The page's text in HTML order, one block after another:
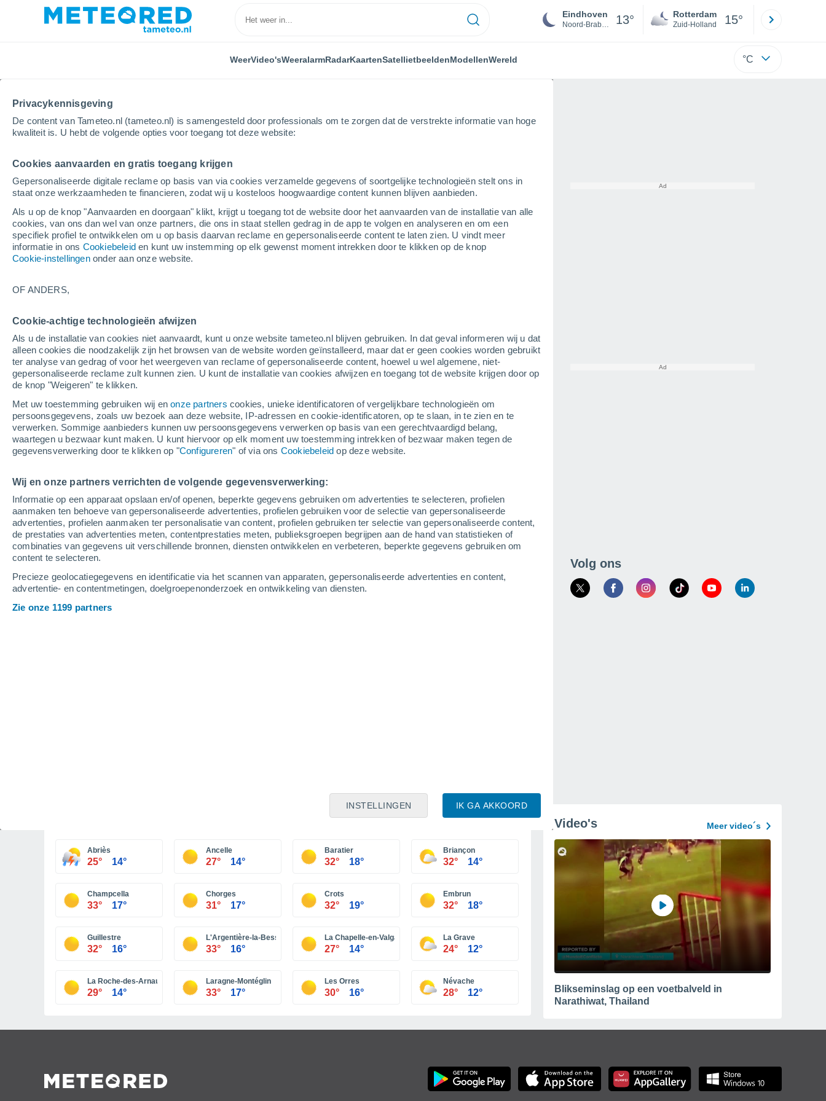
Privacykennisgeving
De content van Tameteo.nl (tameteo.nl) is samengesteld door professionals om te zorgen dat de verstrekte informatie van hoge
kwaliteit is. U hebt de volgende opties voor toegang tot deze website:
Cookies aanvaarden en gratis toegang krijgen
Gepersonaliseerde digitale reclame op basis van via cookies verzamelde gegevens of soortgelijke technologieën stelt ons in
staat onze werkzaamheden te financieren, zodat wij u kosteloos hoogwaardige content kunnen blijven aanbieden.
Als u op de knop "Aanvaarden en doorgaan" klikt, krijgt u toegang tot de website door het aanvaarden van de installatie van alle
cookies, van ons dan wel van onze partners, die ons in staat stellen gedrag in de app te volgen en analyseren en om een
specifiek profiel te ontwikkelen om u op basis daarvan reclame en gepersonaliseerde content te laten zien. U vindt meer
informatie in ons Cookiebeleid en kunt uw instemming op elk gewenst moment intrekken door te klikken op de knop
Cookie-instellingenonder aan onze website.
OF ANDERS,
Cookie-achtige technologieën afwijzen
Als u de installatie van cookies niet aanvaardt, kunt u onze website tameteo.nl blijven gebruiken. In dat geval informeren wij u dat
alleen cookies die noodzakelijk zijn het browsen van de website worden geïnstalleerd, maar dat er geen cookies worden gebruikt
ter analyse van gedrag of voor het weergeven van reclame of gepersonaliseerde content, hoewel u wel algemene, niet-
gepersonaliseerde reclame zult kunnen zien. U kunt de installatie van cookies afwijzen en toegang tot de website krijgen door op
de knop "Weigeren" te klikken.
Met uw toestemming gebruiken wij enonze partners cookies, unieke identificatoren of vergelijkbare technologieën om
persoonsgegevens, zoals uw bezoek aan deze website, IP-adressen en cookie-identificatoren, op te slaan, in te zien en te
verwerken. Sommige aanbieders kunnen uw persoonsgegevens verwerken op basis van een gerechtvaardigd belang,
waartegen u bezwaar kunt maken. U kunt hiervoor op elk moment uw toestemming intrekken of bezwaar maken tegen de
gegevensverwerking door te klikken op "Configureren" of via ons Cookiebeleid op deze website.
Wij en onze partners verrichten de volgende gegevensverwerking:
Informatie op een apparaat opslaan en/of openen, beperkte gegevens gebruiken om advertenties te selecteren, profielen
aanmaken ten behoeve van gepersonaliseerde advertenties, profielen gebruiken voor de selectie van gepersonaliseerde
advertenties, profielen aanmaken ter personalisatie van content, profielen gebruiken ter selectie van gepersonaliseerde content,
de prestaties van advertenties meten, contentprestaties meten, publieksgroepen begrijpen aan de hand van statistieken of
combinaties van gegevens uit verschillende bronnen, diensten ontwikkelen en verbeteren, beperkte gegevens gebruiken om
content te selecteren.
Precieze geolocatiegegevens en identificatie via het scannen van apparaten, gepersonaliseerde advertenties en content,
advertentie- en contentmetingen, doelgroepenonderzoek en ontwikkeling van diensten.
Zie onze 1199 partners
IK GA AKKOORD
INSTELLINGEN
Eindhoven
Noord-Brabant 13° Rotterdam
Zuid-Holland 15°
WeerVideo'sWeeralarmRadarKaartenSatellietbeeldenModellenWereld °C
Home Frankrijk Provence-Alpen-Côte d'Azur
Weer in Hautes-Alpes
Vandaag, 7 augustus Hele dag Symbolen
32°
18°
Embrun
Briançon
31°
17°
Chorges
33°
17°
Laragne-
Montéglin
Tallard
30°
16°
Veynes
25°
14°
Abriès
32°
Rosans
28°
15°
27°
12°
Vars
Volg ons
Abriès
25° 14°
Ancelle
27° 14°
Baratier
32° 18°
Briançon
32° 14°
Champcella
33° 17°
Chorges
31° 17°
Crots
32° 19°
Embrun
32° 18°
Guillestre
32° 16°
L'Argentière-la-Bessée
33° 16°
La Chapelle-en-Valgaudémar
27° 14°
La Grave
24° 12°
La Roche-des-Arnauds
29° 14°
Laragne-Montéglin
33° 17°
Les Orres
30° 16°
Névache
28° 12°
Video's Meer video´s
Blikseminslag op een voetbalveld in
Narathiwat, Thailand